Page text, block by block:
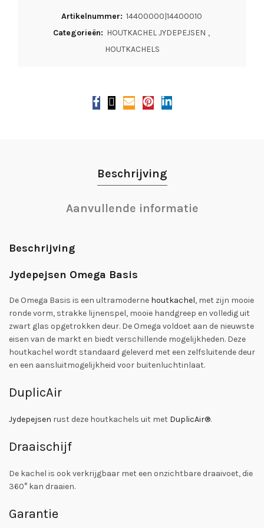
Artikelnummer: 14400000|14400010
Categorieën: HOUTKACHEL JYDEPEJSEN ,
HOUTKACHELS
Beschrijving
Aanvullende informatie
Beschrijving
Jydepejsen Omega Basis
De Omega Basis is een ultramoderne houtkachel, met zijn mooie
ronde vorm, strakke lijnenspel, mooie handgreep en volledig uit
zwart glas opgetrokken deur. De Omega voldoet aan de nieuwste
eisen van de markt en biedt verschillende mogelijkheden. Deze
houtkachel wordt standaard geleverd met een zelfsluitende deur
en een aansluitmogelijkheid voor buitenluchtinlaat.
DuplicAir
Jydepejsen rust deze houtkachels uit met DuplicAir®.
Draaischijf
De kachel is ook verkrijgbaar met een onzichtbare draaivoet, die
360° kan draaien.
Garantie